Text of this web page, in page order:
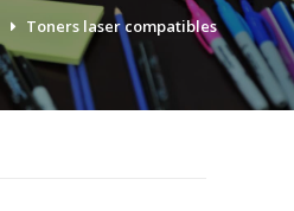
Toners laser compatibles